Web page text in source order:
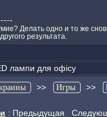
Делать одно и то же
результата.
лампи для офісу
>> Игры >>
: Предыдущая